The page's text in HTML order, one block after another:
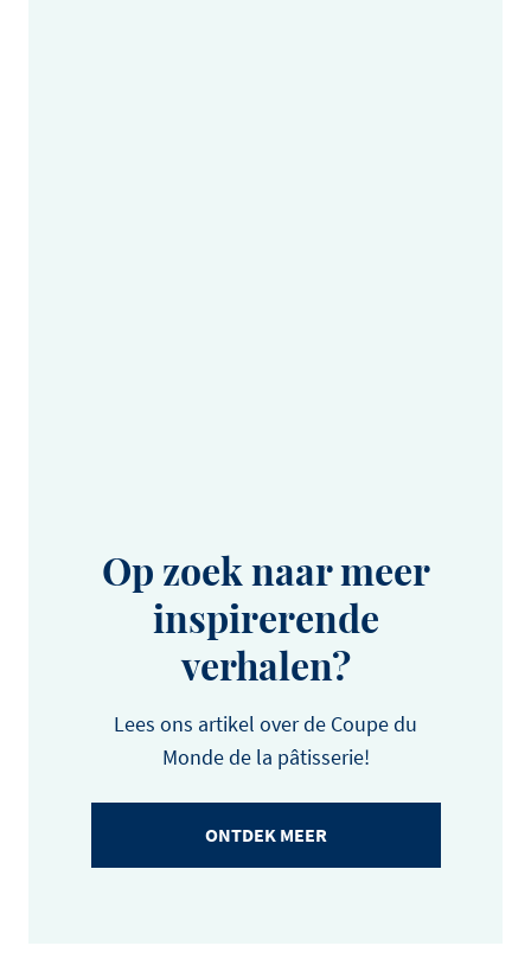
Op zoek naar meer
inspirerende
verhalen?
Lees ons artikel over de Coupe du
Monde de la pâtisserie!
ONTDEK MEER